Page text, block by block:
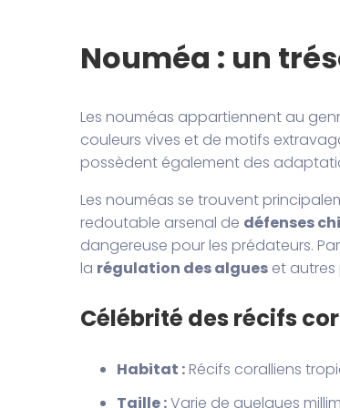
Nouméa : un
Les nouméas appartiennent au
couleurs vives et de motifs
possèdent également des
Les nouméas se trouvent
redoutable arsenal de défenses
dangereuse pour les prédateurs.
la régulation des algueset autres
Célébrité des récifs
Habitat :Récifs coralliens
Taille :Varie de quelques